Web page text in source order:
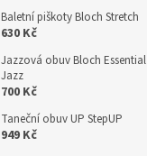
Baletní piškoty Bloch Stretch
630 Kč
Jazzová obuv Bloch Essential
Jazz
700 Kč
Taneční obuv UP StepUP
949 Kč